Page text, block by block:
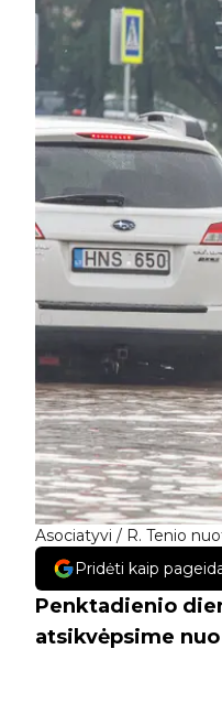
Asociatyvi / R. Tenio
Pridėti kaip
Penktadienio
atsikvėpsime